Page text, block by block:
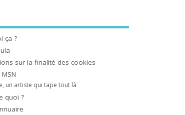
ça ?
sur la finalité des cookies
un artiste qui tape tout là
quoi ?